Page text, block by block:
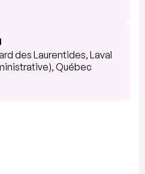
des Laurentides, Laval
Québec